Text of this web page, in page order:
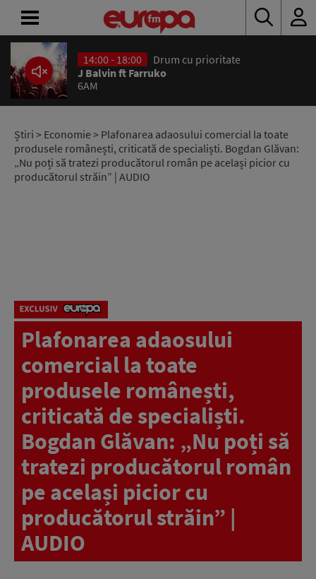
14:00 - 18:00
Drum cu prioritate
J Balvin ft Farruko
6AM
Știri > Economie> Plafonarea adaosului comercial la toate
produsele românești, criticată de specialiști. Bogdan Glăvan:
„Nu poți să tratezi producătorul român pe același picior cu
producătorul străin” | AUDIO
Plafonarea adaosului
comercial la toate
produsele românești,
criticată de specialiști.
Bogdan Glăvan: „Nu poți să
tratezi producătorul român
pe același picior cu
producătorul străin” |
AUDIO
ACASĂ
ȘTIRI
RADIO
CONCURSURI